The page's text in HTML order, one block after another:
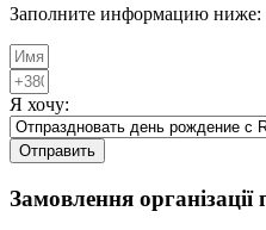
Заполните информацию ниже:
Я хочу:
Отправить
Замовлення організації